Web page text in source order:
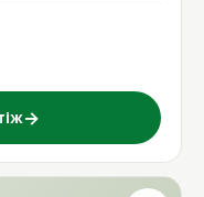
→